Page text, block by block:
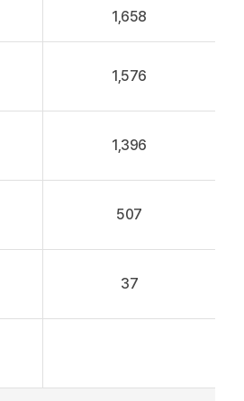
1,658
1,576
1,396
507
37